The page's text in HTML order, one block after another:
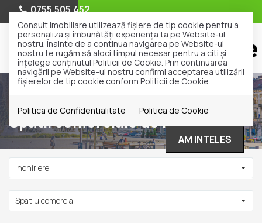
Consult Imobiliare utilizează fişiere de tip cookie pentru a
personaliza și îmbunătăți experiența ta pe Website-ul
nostru. Înainte de a continua navigarea pe Website-ul
nostru te rugăm să aloci timpul necesar pentru a citi și
înțelege conținutul Politicii de Cookie. Prin continuarea
navigării pe Website-ul nostru confirmi acceptarea utilizării
fişierelor de tip cookie conform Politicii de Cookie.
Politica de Confidentialitate Politica de Cookie
AM INTELES
0755.505.452
Spatii comerciale de inchiriat
Inchiriere
Spatiu comercial